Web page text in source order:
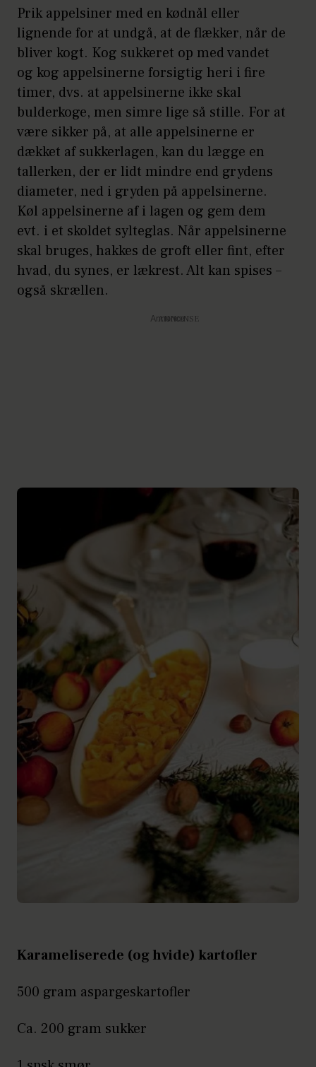
Prik appelsiner med en kødnål eller
lignende for at undgå, at de flækker, når de
bliver kogt. Kog sukkeret op med vandet
og kog appelsinerne forsigtig heri i fire
timer, dvs. at appelsinerne ikke skal
bulderkoge, men simre lige så stille. For at
være sikker på, at alle appelsinerne er
dækket af sukkerlagen, kan du lægge en
tallerken, der er lidt mindre end grydens
diameter, ned i gryden på appelsinerne.
Køl appelsinerne af i lagen og gem dem
evt. i et skoldet sylteglas. Når appelsinerne
skal bruges, hakkes de groft eller fint, efter
hvad, du synes, er lækrest. Alt kan spises –
også skrællen.
Annonce
Karameliserede (og hvide) kartofler
500 gram aspargeskartofler
Ca. 200 gram sukker